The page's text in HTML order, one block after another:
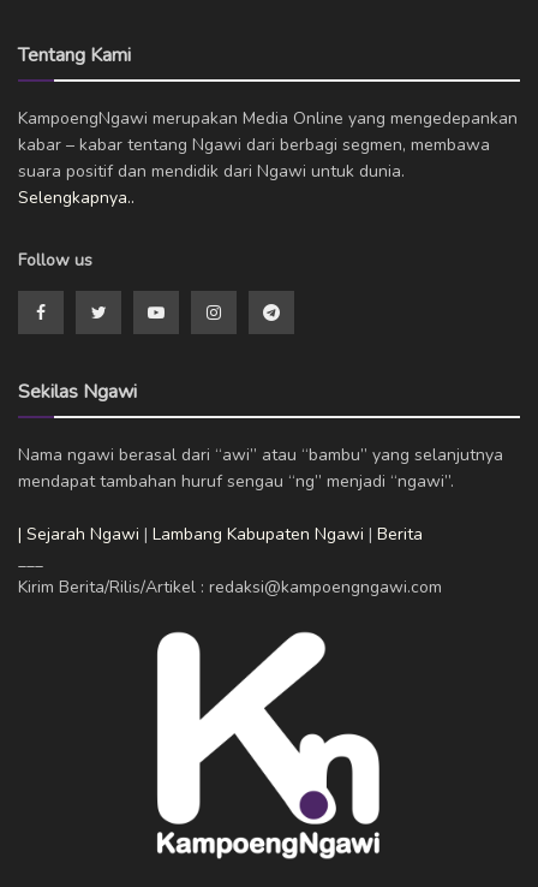
Tentang Kami
KampoengNgawi merupakan Media Online yang mengedepankan
kabar – kabar tentang Ngawi dari berbagi segmen, membawa
suara positif dan mendidik dari Ngawi untuk dunia.
Selengkapnya..
Follow us
Sekilas Ngawi
Nama ngawi berasal dari “awi” atau “bambu” yang selanjutnya
mendapat tambahan huruf sengau “ng” menjadi “ngawi”.
| Sejarah Ngawi | Lambang Kabupaten Ngawi | Berita
Kirim Berita/Rilis/Artikel : redaksi@kampoengngawi.com